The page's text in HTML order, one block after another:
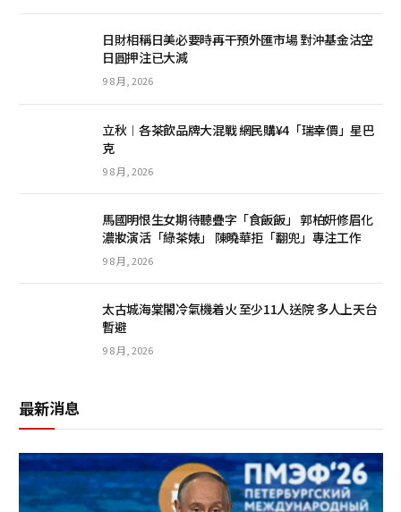
日財相稱日美必要時再干預外匯市場 對沖基金沽空
日圓押注已大減
9 8 月, 2026
立秋︱各茶飲品牌大混戰 網民購¥4「瑞幸價」星巴
克
9 8 月, 2026
馬國明恨生女期待聽疊字「食飯飯」 郭柏妍修眉化
濃妝演活「綠茶婊」 陳曉華拒「翻兜」專注工作
9 8 月, 2026
太古城海棠閣冷氣機着火 至少11人送院 多人上天台
暫避
9 8 月, 2026
最新消息